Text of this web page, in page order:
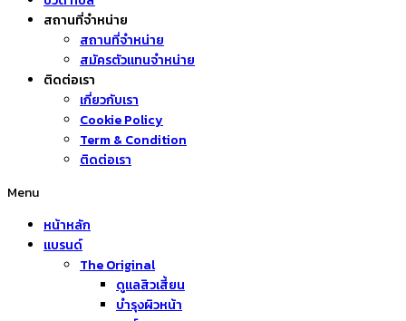
สถานที่จำหน่าย
สถานที่จำหน่าย
สมัครตัวแทนจำหน่าย
ติดต่อเรา
เกี่ยวกับเรา
Cookie Policy
Term & Condition
ติดต่อเรา
Menu
หน้าหลัก
แบรนด์
The Original
ดูแลสิวเสี้ยน
บำรุงผิวหน้า